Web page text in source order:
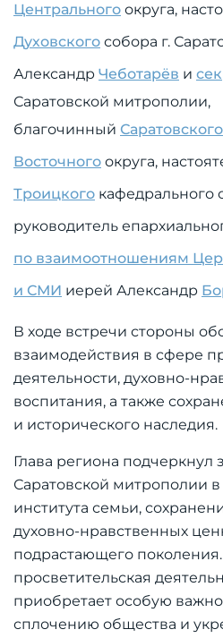
Центрального округа,
Духовского собора г.
Александр Чеботарёв и
Саратовской митрополии,
благочинный Саратовского
Восточного округа,
Троицкого кафедрального
руководитель
по взаимоотношениям
и СМИ иерей Александр
В ходе встречи стороны
взаимодействия в сфере
деятельности, духовно-
воспитания, а также
и исторического наследия.
Глава региона
Саратовской митрополии
института семьи,
духовно-нравственных
подрастающего
просветительская
приобретает особую
сплочению общества и